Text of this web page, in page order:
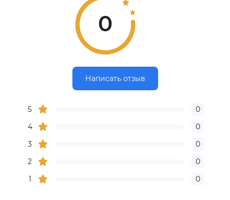
0
Написать отзыв
5
0
4
0
3
0
2
0
1
0